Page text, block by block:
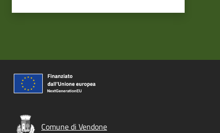
Comune di Vendone